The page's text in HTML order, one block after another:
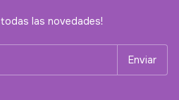
las novedades!